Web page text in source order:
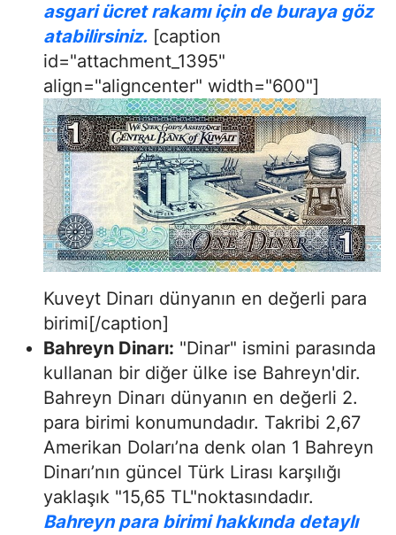
asgari ücret rakamı için de buraya göz
atabilirsiniz. [caption
id="attachment_1395"
align="aligncenter" width="600"]
Kuveyt Dinarı dünyanın en değerli para
birimi[/caption]
Bahreyn Dinarı: "Dinar" ismini parasında
kullanan bir diğer ülke ise Bahreyn'dir.
Bahreyn Dinarı dünyanın en değerli 2.
para birimi konumundadır. Takribi 2,67
Amerikan Doları’na denk olan 1 Bahreyn
Dinarı’nın güncel Türk Lirası karşılığı
yaklaşık "15,65 TL"noktasındadır.
Bahreyn para birimi hakkında detaylı